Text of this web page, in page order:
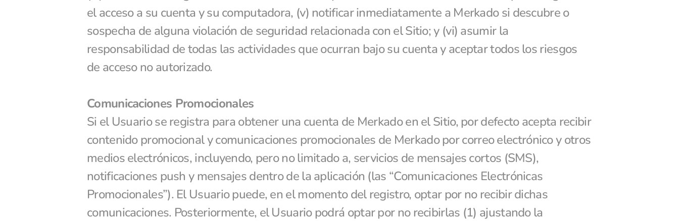
el acceso a su cuenta y su computadora, (v) notificar inmediatamente a Merkado si descubre o
sospecha de alguna violación de seguridad relacionada con el Sitio; y (vi) asumir la
responsabilidad de todas las actividades que ocurran bajo su cuenta y aceptar todos los riesgos
de acceso no autorizado.
Comunicaciones Promocionales
Si el Usuario se registra para obtener una cuenta de Merkado en el Sitio, por defecto acepta recibir
contenido promocional y comunicaciones promocionales de Merkado por correo electrónico y otros
medios electrónicos, incluyendo, pero no limitado a, servicios de mensajes cortos (SMS),
notificaciones push y mensajes dentro de la aplicación (las “Comunicaciones Electrónicas
Promocionales”). El Usuario puede, en el momento del registro, optar por no recibir dichas
comunicaciones. Posteriormente, el Usuario podrá optar por no recibirlas (1) ajustando la